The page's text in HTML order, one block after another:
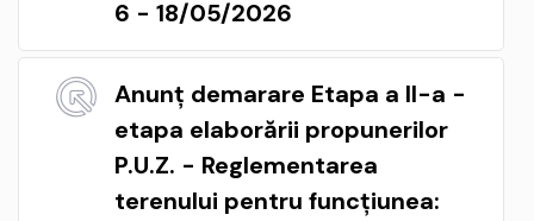
6 - 18/05/2026
Anunț demarare Etapa a II-a -
etapa elaborării propunerilor
P.U.Z. - Reglementarea
terenului pentru funcțiunea: